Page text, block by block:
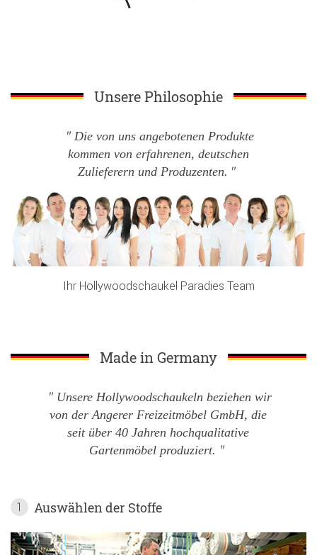
Unsere Philosophie
Die von uns angebotenen Produkte
kommen von erfahrenen, deutschen
Zulieferern und Produzenten.
Ihr Hollywoodschaukel Paradies Team
Made in Germany
Unsere Hollywoodschaukeln beziehen wir
von der Angerer Freizeitmöbel GmbH, die
seit über 40 Jahren hochqualitative
Gartenmöbel produziert.
1 Auswählen der Stoffe